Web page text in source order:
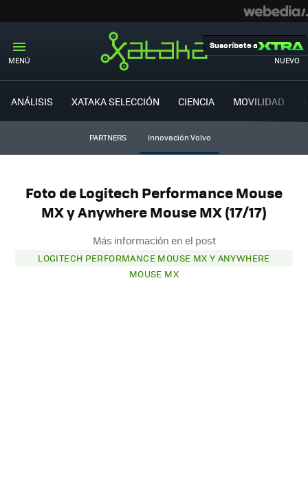
MENÚ NUEVO
Suscríbete a
ANÁLISIS XATAKA SELECCIÓN CIENCIA MOVILIDAD
PARTNERS Innovación Volvo
Foto de Logitech Performance Mouse
MX y Anywhere Mouse MX (17/17)
Más información en el post
LOGITECH PERFORMANCE MOUSE MX Y ANYWHERE
MOUSE MX